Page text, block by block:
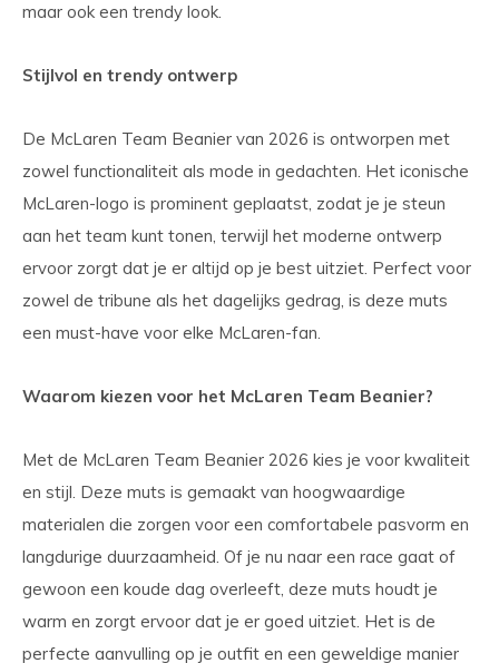
maar ook een trendy look.
Stijlvol en trendy ontwerp
De McLaren Team Beanier van 2026 is ontworpen met
zowel functionaliteit als mode in gedachten. Het iconische
McLaren-logo is prominent geplaatst, zodat je je steun
aan het team kunt tonen, terwijl het moderne ontwerp
ervoor zorgt dat je er altijd op je best uitziet. Perfect voor
zowel de tribune als het dagelijks gedrag, is deze muts
een must-have voor elke McLaren-fan.
Waarom kiezen voor het McLaren Team Beanier?
Met de McLaren Team Beanier 2026 kies je voor kwaliteit
en stijl. Deze muts is gemaakt van hoogwaardige
materialen die zorgen voor een comfortabele pasvorm en
langdurige duurzaamheid. Of je nu naar een race gaat of
gewoon een koude dag overleeft, deze muts houdt je
warm en zorgt ervoor dat je er goed uitziet. Het is de
perfecte aanvulling op je outfit en een geweldige manier